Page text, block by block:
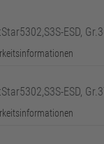
ESD,
ESD,